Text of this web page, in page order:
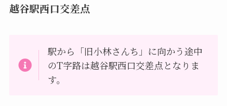
越谷駅西口交差点
駅から「旧小林さんち」に向かう途中
のT字路は越谷駅西口交差点となりま
す。